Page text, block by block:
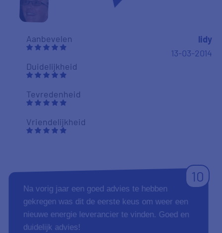
Aanbevelen
Duidelijkheid
Tevredenheid
Vriendelijkheid
lidy
13-03-2014
10
Na vorig jaar een goed advies te hebben
gekregen was dit de eerste keus om weer een
nieuwe energie leverancier te vinden. Goed en
duidelijk advies!